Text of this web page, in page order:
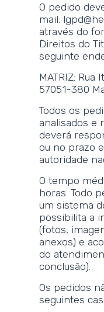
O pedido
mail:
através do
Direitos do
seguinte
MATRIZ: Rua
57051-380
Todos os
analisados e
deverá
ou no prazo
autoridade
O tempo
horas. Todo
um sistema
possibilita a
(fotos,
anexos) e
do
conclusão).
Os pedidos
seguintes